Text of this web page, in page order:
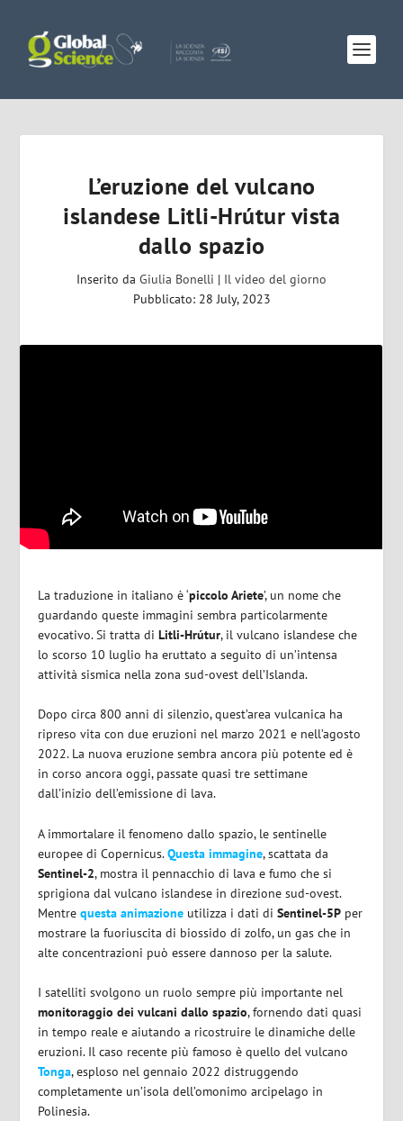
L’eruzione del vulcano
islandese Litli-Hrútur vista
dallo spazio
Inserito da Giulia Bonelli | Il video del giorno
Pubblicato: 28 July, 2023
La traduzione in italiano è ‘piccolo Ariete’, un nome che
guardando queste immagini sembra particolarmente
evocativo. Si tratta diLitli-Hrútur, il vulcano islandese che
lo scorso 10 luglio ha eruttato a seguito di un’intensa
attività sismica nella zona sud-ovest dell’Islanda.
Dopo circa 800 anni di silenzio, quest’area vulcanica ha
ripreso vita con due eruzioni nel marzo 2021 e nell’agosto
2022. La nuova eruzione sembra ancora più potente ed è
in corso ancora oggi, passate quasi tre settimane
dall’inizio dell’emissione di lava.
A immortalare il fenomeno dallo spazio, le sentinelle
europee di Copernicus.Questa immagine, scattata da
Sentinel-2, mostra il pennacchio di lava e fumo che si
sprigiona dal vulcano islandese in direzione sud-ovest.
Mentrequesta animazione utilizza i dati diSentinel-5P per
mostrare la fuoriuscita di biossido di zolfo, un gas che in
alte concentrazioni può essere dannoso per la salute.
I satelliti svolgono un ruolo sempre più importante nel
monitoraggio dei vulcani dallo spazio, fornendo dati quasi
in tempo reale e aiutando a ricostruire le dinamiche delle
eruzioni. Il caso recente più famoso è quello del vulcano
Tonga, esploso nel gennaio 2022 distruggendo
completamente un’isola dell’omonimo arcipelago in
Polinesia.